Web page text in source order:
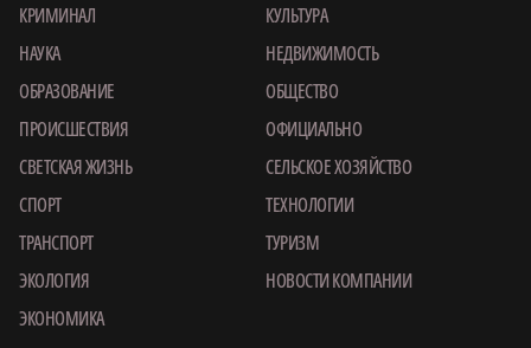
КРИМИНАЛ
КУЛЬТУРА
НАУКА
НЕДВИЖИМОСТЬ
ОБРАЗОВАНИЕ
ОБЩЕСТВО
ПРОИСШЕСТВИЯ
ОФИЦИАЛЬНО
СВЕТСКАЯ ЖИЗНЬ
СЕЛЬСКОЕ ХОЗЯЙСТВО
СПОРТ
ТЕХНОЛОГИИ
ТРАНСПОРТ
ТУРИЗМ
ЭКОЛОГИЯ
НОВОСТИ КОМПАНИИ
ЭКОНОМИКА